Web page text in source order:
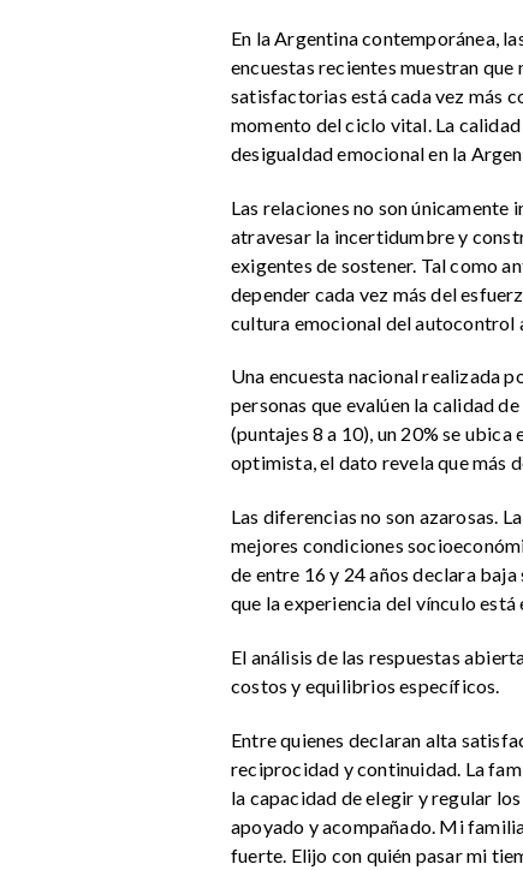
En la Argentina contemporánea,
encuestas recientes muestran
satisfactorias está cada vez más
momento del ciclo vital. La calidad
desigualdad emocional en la
Las relaciones no son
atravesar la incertidumbre y
exigentes de sostener. Tal como
depender cada vez más del
cultura emocional del autocontrol
Una encuesta nacional realizada
personas que evalúen la calidad
(puntajes 8 a 10), un 20% se
optimista, el dato revela que más
Las diferencias no son azarosas.
mejores condiciones
de entre 16 y 24 años declara
que la experiencia del vínculo
El análisis de las respuestas
costos y equilibrios específicos.
Entre quienes declaran alta
reciprocidad y continuidad. La
la capacidad de elegir y regular
apoyado y acompañado. Mi
fuerte. Elijo con quién pasar mi